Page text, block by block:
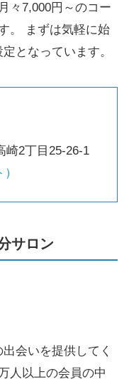
々7,000円～のコー
。 まずは気軽に始
となっています。
崎2丁目25-26-1
サロン
会いを提供してく
人以上の会員の中